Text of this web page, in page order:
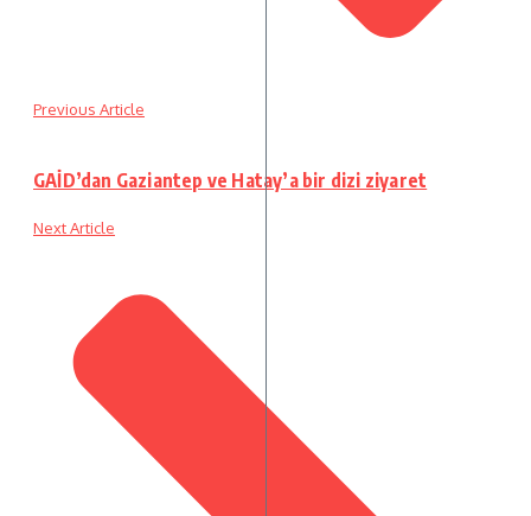
Previous Article
GAİD’dan Gaziantep ve Hatay’a bir dizi ziyaret
Next Article